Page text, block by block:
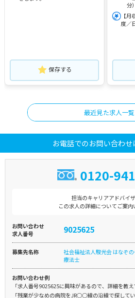
保存する
分）
【月
度／
最近見た求人一覧
お電話でのお問い合わせ
0120-
担当のキャリアアドバイ
この求人の詳細についてご案内
お問い合わせ
求人番号
9025625
募集先名称
社会福祉法人駿光会 はなぞ
療法士
お問い合わせ例
「求人番号9025625に興味があるので、詳細を教え
「残業が少なめの病院をJR○○線の沿線で探して